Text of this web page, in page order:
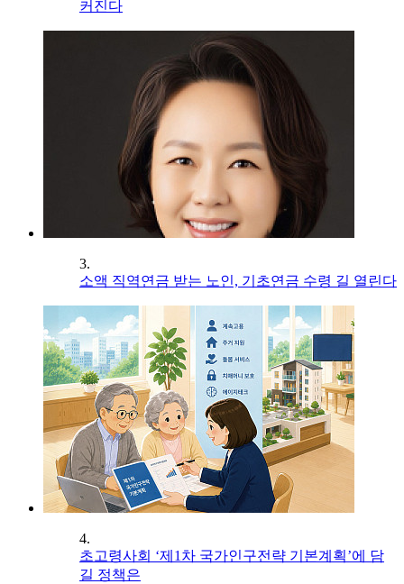
커진다
3.
소액 직역연금 받는 노인, 기초연금 수령 길 열린다
4.
초고령사회 ‘제1차 국가인구전략 기본계획’에 담
길 정책은